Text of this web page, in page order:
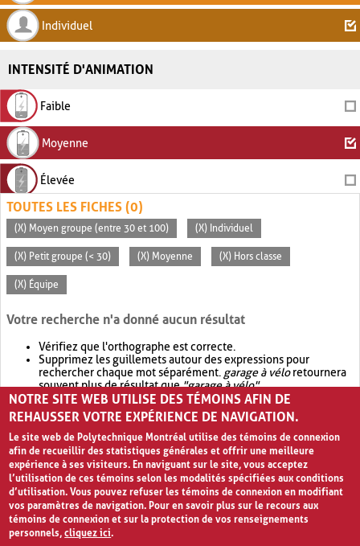
Individuel
INTENSITÉ D'ANIMATION
Faible
Moyenne
Élevée
TOUTES LES FICHES (0)
(X) Moyen groupe (entre 30 et 100) (X) Individuel
(X) Petit groupe (< 30) (X) Moyenne (X) Hors classe
(X) Équipe
Votre recherche n'a donné aucun résultat
Vérifiez que l'orthographe est correcte.
Supprimez les guillemets autour des expressions pour
rechercher chaque mot séparément. garage à véloretournera
souvent plus de résultat que"garage à vélo".
Envisagez d'élargir votre recherche avec OR.garage OR vélo
retournera souvent plus de résultat quegarage à vélo
NOTRE SITE WEB UTILISE DES TÉMOINS AFIN DE
REHAUSSER VOTRE EXPÉRIENCE DE NAVIGATION.
Le site web de Polytechnique Montréal utilise des témoins de connexion
afin de recueillir des statistiques générales et offrir une meilleure
expérience à ses visiteurs. En naviguant sur le site, vous acceptez
l’utilisation de ces témoins selon les modalités spécifiées aux conditions
d’utilisation. Vous pouvez refuser les témoins de connexion en modifiant
vos paramètres de navigation. Pour en savoir plus sur le recours aux
témoins de connexion et sur la protection de vos renseignements
personnels,cliquez ici.